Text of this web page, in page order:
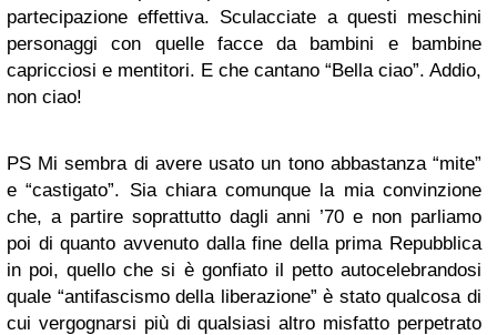
partecipazione effettiva. Sculacciate a questi meschini
personaggi con quelle facce da bambini e bambine
capricciosi e mentitori. E che cantano “Bella ciao”. Addio,
non ciao!
PS Mi sembra di avere usato un tono abbastanza “mite”
e “castigato”. Sia chiara comunque la mia convinzione
che, a partire soprattutto dagli anni ’70 e non parliamo
poi di quanto avvenuto dalla fine della prima Repubblica
in poi, quello che si è gonfiato il petto autocelebrandosi
quale “antifascismo della liberazione” è stato qualcosa di
cui vergognarsi più di qualsiasi altro misfatto perpetrato